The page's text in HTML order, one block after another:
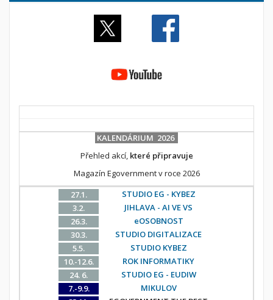
KALENDÁRIUM 2026
Přehled akcí, které připravuje
Magazín Egovernment v roce 2026
27.1.
STUDIO EG - KYBEZ
3.2.
JIHLAVA - AI VE VS
26.3.
eOSOBNOST
30.3.
STUDIO DIGITALIZACE
5.5.
STUDIO KYBEZ
10.-12.6.
ROK INFORMATIKY
24. 6.
STUDIO EG - EUDIW
7.-9.9.
MIKULOV